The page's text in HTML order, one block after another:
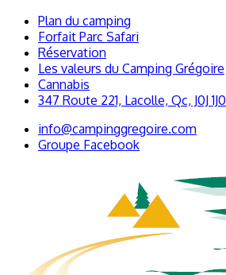
Plan du camping
Forfait Parc Safari
Réservation
Les valeurs du Camping Grégoire
Cannabis
347 Route 221, Lacolle, Qc, J0J 1J0
info@campinggregoire.com
Groupe Facebook